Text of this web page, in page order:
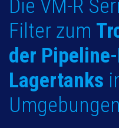
Die VM-R
Filter zum
der
Lagertanks